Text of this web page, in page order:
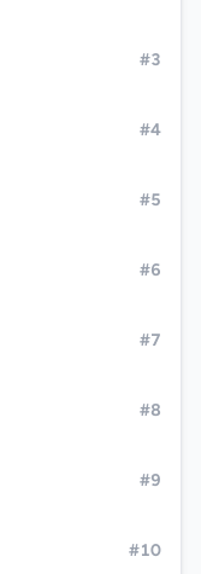
#3
#4
#5
#6
#7
#8
#9
#10